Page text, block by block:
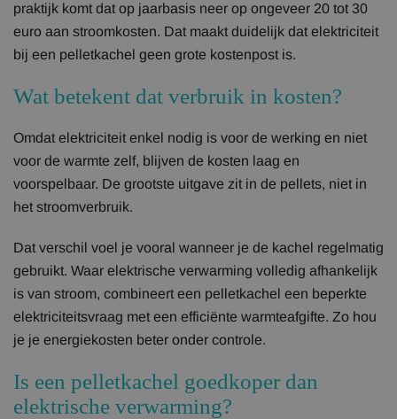
praktijk komt dat op jaarbasis neer op ongeveer 20 tot 30
euro aan stroomkosten. Dat maakt duidelijk dat elektriciteit
bij een pelletkachel geen grote kostenpost is.
Wat betekent dat verbruik in kosten?
Omdat elektriciteit enkel nodig is voor de werking en niet
voor de warmte zelf, blijven de kosten laag en
voorspelbaar. De grootste uitgave zit in de pellets, niet in
het stroomverbruik.
Dat verschil voel je vooral wanneer je de kachel regelmatig
gebruikt. Waar elektrische verwarming volledig afhankelijk
is van stroom, combineert een pelletkachel een beperkte
elektriciteitsvraag met een efficiënte warmteafgifte. Zo hou
je je energiekosten beter onder controle.
Is een pelletkachel goedkoper dan
elektrische verwarming?